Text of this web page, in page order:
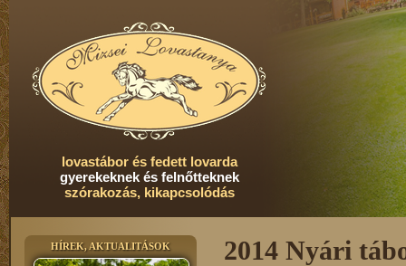
lovastábor és fedett lovarda
gyerekeknek és felnőtteknek
szórakozás, kikapcsolódás
HÍREK, AKTUALITÁSOK 2014